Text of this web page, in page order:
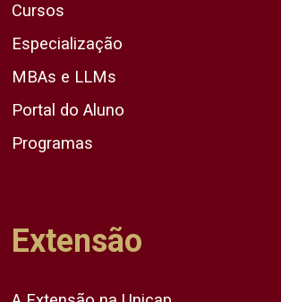
Cursos
Especialização
MBAs e LLMs
Portal do Aluno
Programas
Extensão